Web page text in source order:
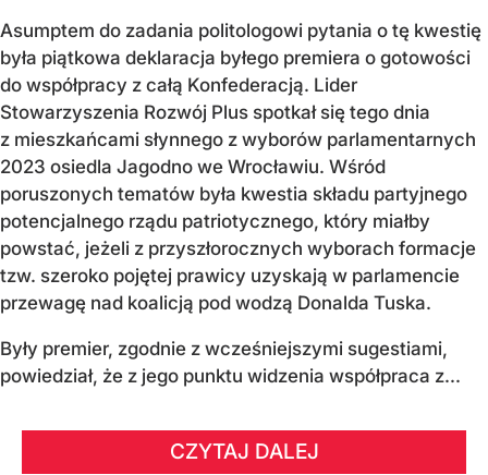
Asumptem do zadania politologowi pytania o tę kwestię
była piątkowa deklaracja byłego premiera o gotowości
do współpracy z całą Konfederacją. Lider
Stowarzyszenia Rozwój Plus spotkał się tego dnia
z mieszkańcami słynnego z wyborów parlamentarnych
2023 osiedla Jagodno we Wrocławiu. Wśród
poruszonych tematów była kwestia składu partyjnego
potencjalnego rządu patriotycznego, który miałby
powstać, jeżeli z przyszłorocznych wyborach formacje
tzw. szeroko pojętej prawicy uzyskają w parlamencie
przewagę nad koalicją pod wodzą Donalda Tuska.
Były premier, zgodnie z wcześniejszymi sugestiami,
powiedział, że z jego punktu widzenia współpraca z...
CZYTAJ DALEJ